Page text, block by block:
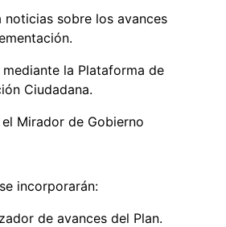
noticias sobre los avances
la Plataforma de
Ciudadana.
Mirador de Gobierno
incorporarán:
de avances del Plan.